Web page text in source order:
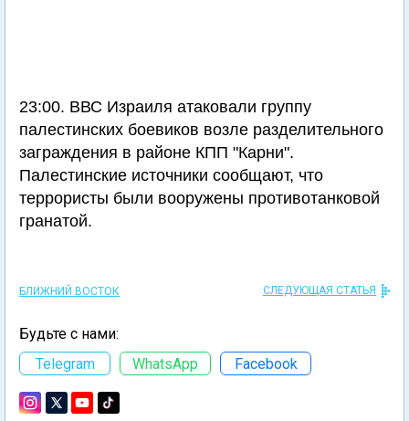
23:00. ВВС Израиля атаковали группу
палестинских боевиков возле разделительного
заграждения в районе КПП "Карни".
Палестинские источники сообщают, что
террористы были вооружены противотанковой
гранатой.
БЛИЖНИЙ ВОСТОК СЛЕДУЮЩАЯ СТАТЬЯ
Будьте с нами:
Telegram
WhatsApp Facebook